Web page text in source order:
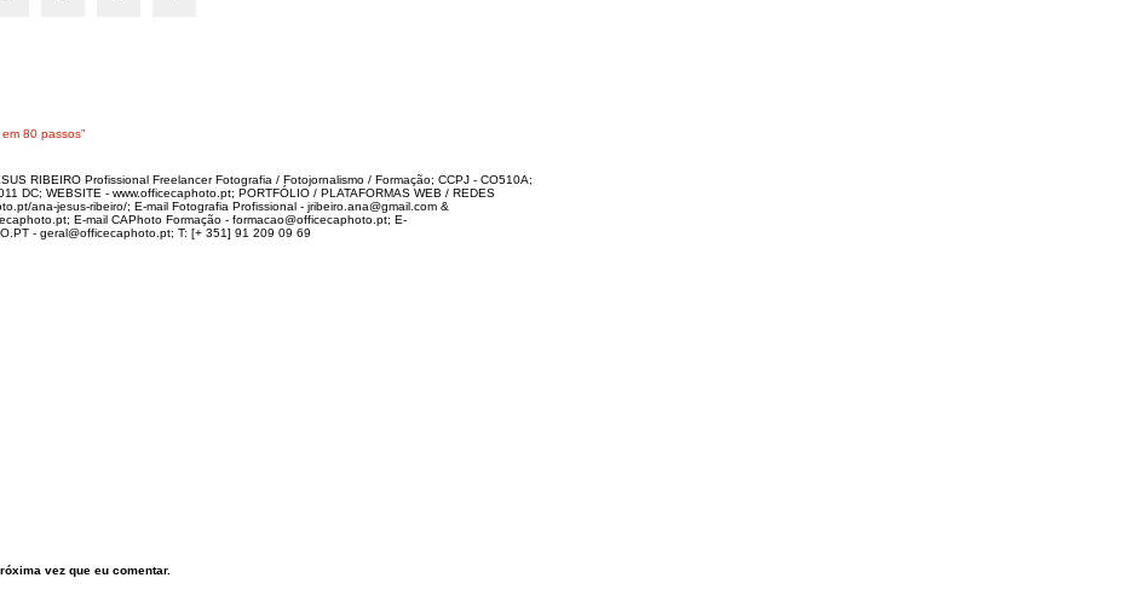
80 passos”
RIBEIRO Profissional Freelancer Fotografia / Fotojornalismo / Formação; CCPJ - CO510A;
DC; WEBSITE - www.officecaphoto.pt; PORTFÓLIO / PLATAFORMAS WEB / REDES
ana-jesus-ribeiro/; E-mail Fotografia Profissional - jribeiro.ana@gmail.com &
E-mail CAPhoto Formação - formacao@officecaphoto.pt; E-
- geral@officecaphoto.pt; T: [+ 351] 91 209 09 69
vez que eu comentar.